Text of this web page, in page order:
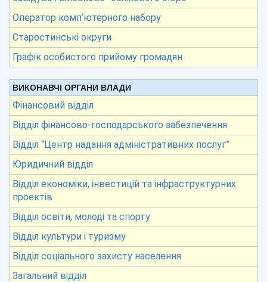
Оператор комп’ютерного набору
Старостинські округи
Графік особистого прийому громадян
ВИКОНАВЧІ ОРГАНИ ВЛАДИ
Фінансовий відділ
Відділ фінансово-господарського забезпечення
Відділ “Центр надання адміністративних послуг”
Юридичний відділ
Відділ економіки, інвестицій та інфраструктурних
проектів
Відділ освіти, молоді та спорту
Відділ культури і туризму
Відділ соціального захисту населення
Загальний відділ